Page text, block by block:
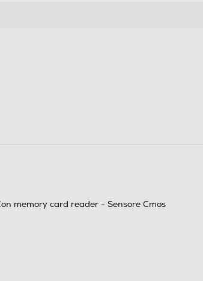
memory card reader - Sensore Cmos